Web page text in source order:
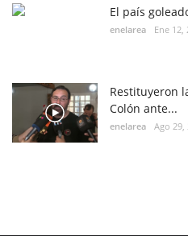
El país
enelarea Ene 12,
Restituyeron
Colón ante...
enelarea Ago 29,